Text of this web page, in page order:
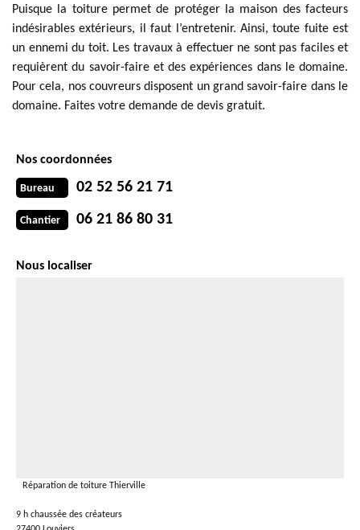
Puisque la toiture permet de protéger la maison des facteurs
indésirables extérieurs, il faut l’entretenir. Ainsi, toute fuite est
un ennemi du toit. Les travaux à effectuer ne sont pas faciles et
requièrent du savoir-faire et des expériences dans le domaine.
Pour cela, nos couvreurs disposent un grand savoir-faire dans le
domaine. Faites votre demande de devis gratuit.
Nos coordonnées
Bureau 02 52 56 21 71
Chantier 06 21 86 80 31
Nous localiser
Réparation de toiture Thierville
9 h chaussée des créateurs